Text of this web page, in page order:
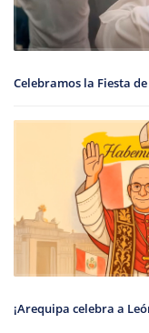
Celebramos la Fiesta
¡Arequipa celebra a